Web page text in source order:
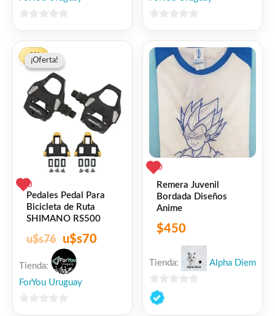
5
5
¡Oferta!
-8%
0
¡Oferta!
Pedales Pedal Para
Bicicleta de Ruta
SHIMANO RS500
u$s76
precio
original
era:
$76.
u$s70
es:
$70.
Tienda:
ForYou Uruguay
0
Remera Juvenil
Bordada Diseños
Anime
$450
Tienda: Alpha Diem
0
de